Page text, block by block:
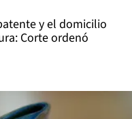
y el domicilio
Corte ordenó